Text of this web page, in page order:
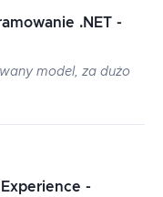
.NET -
model, za dużo
-